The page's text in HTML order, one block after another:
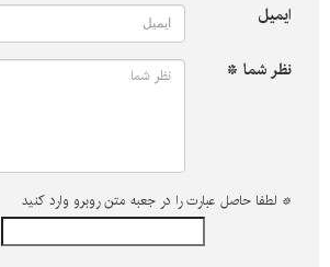
ایمیل
نظر شما *
* لطفا حاصل عبارت را در جعبه متن روبرو وارد کنید